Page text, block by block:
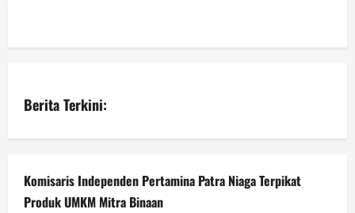
Berita Terkini:
Komisaris Independen Pertamina Patra Niaga Terpikat
Produk UMKM Mitra Binaan